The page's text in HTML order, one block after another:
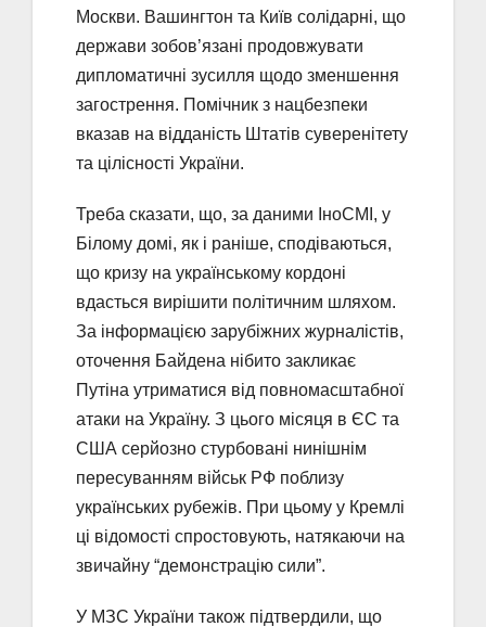
Москви. Вашингтон та Київ солідарні, що
держави зобов’язані продовжувати
дипломатичні зусилля щодо зменшення
загострення. Помічник з нацбезпеки
вказав на відданість Штатів суверенітету
та цілісності України.
Треба сказати, що, за даними ІноСМІ, у
Білому домі, як і раніше, сподіваються,
що кризу на українському кордоні
вдасться вирішити політичним шляхом.
За інформацією зарубіжних журналістів,
оточення Байдена нібито закликає
Путіна утриматися від повномасштабної
атаки на Україну. З цього місяця в ЄС та
США серйозно стурбовані нинішнім
пересуванням військ РФ поблизу
українських рубежів. При цьому у Кремлі
ці відомості спростовують, натякаючи на
звичайну “демонстрацію сили”.
У МЗС України також підтвердили, що